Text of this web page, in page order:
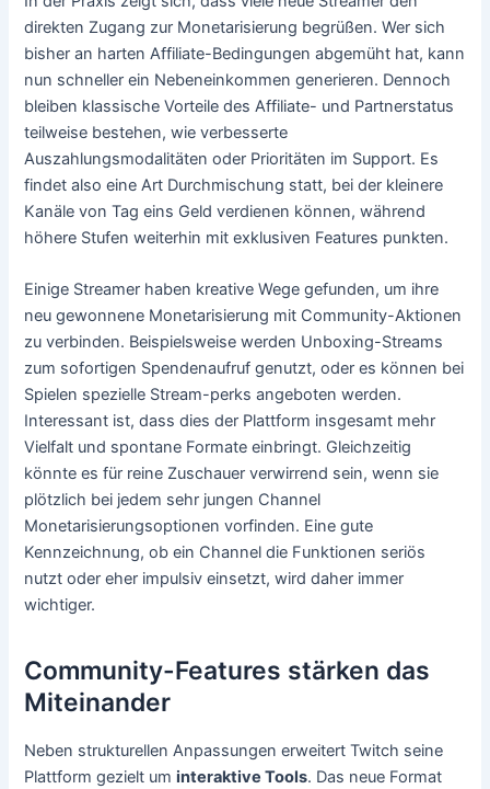
direkten Zugang zur Monetarisierung begrüßen. Wer sich
bisher an harten Affiliate-Bedingungen abgemüht hat, kann
nun schneller ein Nebeneinkommen generieren. Dennoch
bleiben klassische Vorteile des Affiliate- und Partnerstatus
teilweise bestehen, wie verbesserte
Auszahlungsmodalitäten oder Prioritäten im Support. Es
findet also eine Art Durchmischung statt, bei der kleinere
Kanäle von Tag eins Geld verdienen können, während
höhere Stufen weiterhin mit exklusiven Features punkten.
Einige Streamer haben kreative Wege gefunden, um ihre
neu gewonnene Monetarisierung mit Community-Aktionen
zu verbinden. Beispielsweise werden Unboxing-Streams
zum sofortigen Spendenaufruf genutzt, oder es können bei
Spielen spezielle Stream-perks angeboten werden.
Interessant ist, dass dies der Plattform insgesamt mehr
Vielfalt und spontane Formate einbringt. Gleichzeitig
könnte es für reine Zuschauer verwirrend sein, wenn sie
plötzlich bei jedem sehr jungen Channel
Monetarisierungsoptionen vorfinden. Eine gute
Kennzeichnung, ob ein Channel die Funktionen seriös
nutzt oder eher impulsiv einsetzt, wird daher immer
wichtiger.
Community-Features stärken das
Miteinander
Neben strukturellen Anpassungen erweitert Twitch seine
Plattform gezielt uminteraktive Tools. Das neue Format